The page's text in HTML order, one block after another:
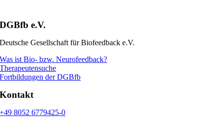
DGBfb e.V.
Deutsche Gesellschaft für Biofeedback e.V.
Was ist Bio- bzw. Neurofeedback?
Therapeutensuche
Fortbildungen der DGBfb
Kontakt
+49 8052 6779425-0